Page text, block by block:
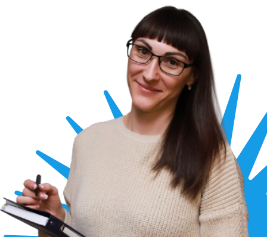
кваліфіковані
фахівці і професійне
обладнання
12-річний
досвід успішної
роботи в IT-
сегменті
Чому краще обрати
нас для замовлення
монтажу
відеодомофону
та панелі виклику